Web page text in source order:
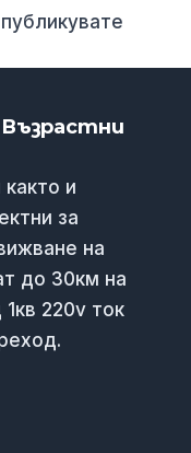
публикувате
и
за
на
до 30км на
220v ток